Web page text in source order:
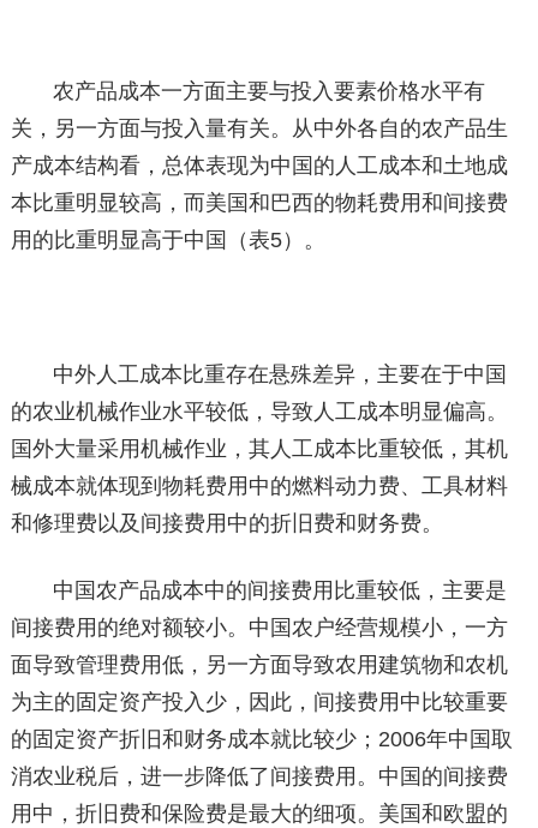
农产品成本一方面主要与投入要素价格水平有
关，另一方面与投入量有关。从中外各自的农产品生
产成本结构看，总体表现为中国的人工成本和土地成
本比重明显较高，而美国和巴西的物耗费用和间接费
用的比重明显高于中国（表5）。
中外人工成本比重存在悬殊差异，主要在于中国
的农业机械作业水平较低，导致人工成本明显偏高。
国外大量采用机械作业，其人工成本比重较低，其机
械成本就体现到物耗费用中的燃料动力费、工具材料
和修理费以及间接费用中的折旧费和财务费。
中国农产品成本中的间接费用比重较低，主要是
间接费用的绝对额较小。中国农户经营规模小，一方
面导致管理费用低，另一方面导致农用建筑物和农机
为主的固定资产投入少，因此，间接费用中比较重要
的固定资产折旧和财务成本就比较少；2006年中国取
消农业税后，进一步降低了间接费用。中国的间接费
用中，折旧费和保险费是最大的细项。美国和欧盟的